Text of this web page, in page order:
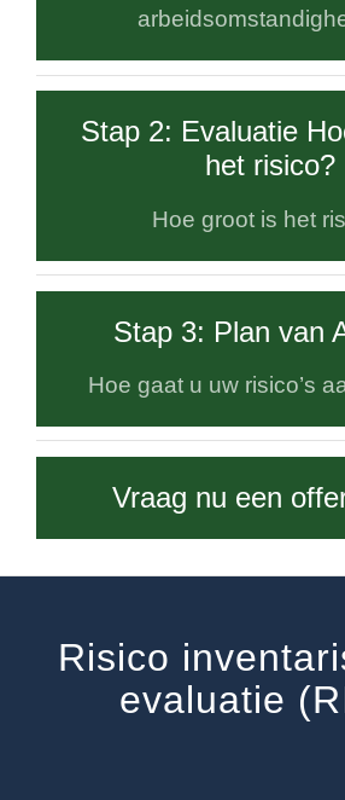
Stap 2: Evaluatie
het risico?
Hoe groot is het
Stap 3: Plan van
Hoe gaat u uw risico’s
Vraag nu een
Risico
evaluatie